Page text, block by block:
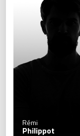
Rémi
Philippot